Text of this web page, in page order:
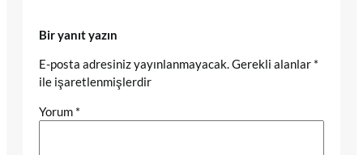
Bir yanıt yazın
E-posta adresiniz yayınlanmayacak.Gerekli alanlar *
ile işaretlenmişlerdir
Yorum *